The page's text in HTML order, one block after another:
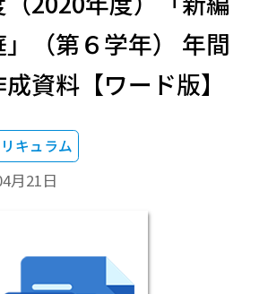
（第６学年） 年間
資料【ワード版】
キュラム
月21日